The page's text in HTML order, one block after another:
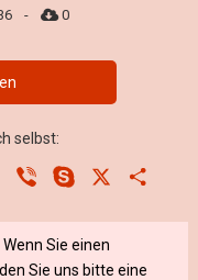
- 0
selbst:
VK Viber Skype
Sie einen
Sie uns bitte eine